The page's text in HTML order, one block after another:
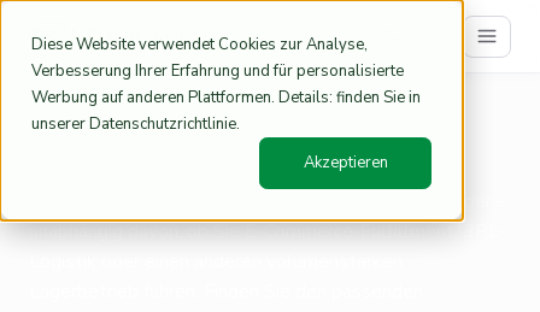
Diese Website verwendet Cookies zur Analyse,
Verbesserung Ihrer Erfahrung und für personalisierte
Werbung auf anderen Plattformen. Details: finden Sie in
unserer Datenschutzrichtlinie.
Akzeptieren
Home/Anwendungsfälle Lagerautomatisierung | NEO
NEO für Ihre Branche
unabhängig davon, ob Sie E-Commerce-Fulfillment, 3PL-